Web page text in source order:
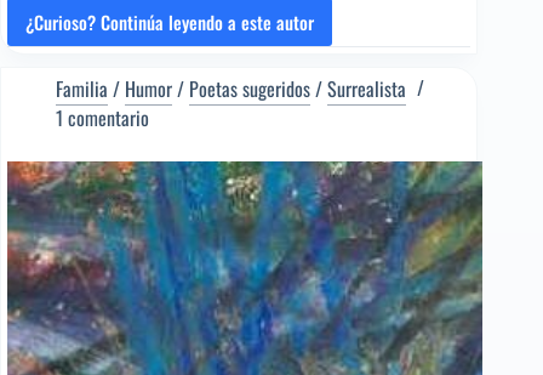
¿Curioso? Continúa leyendo a este autor
UN
PARA
GENITO
del
Editor]
Vicente
Molina
Foix
[Poeta
sugerido]
Familia / Humor/ Poetas sugeridos/Surrealista
1 comentario